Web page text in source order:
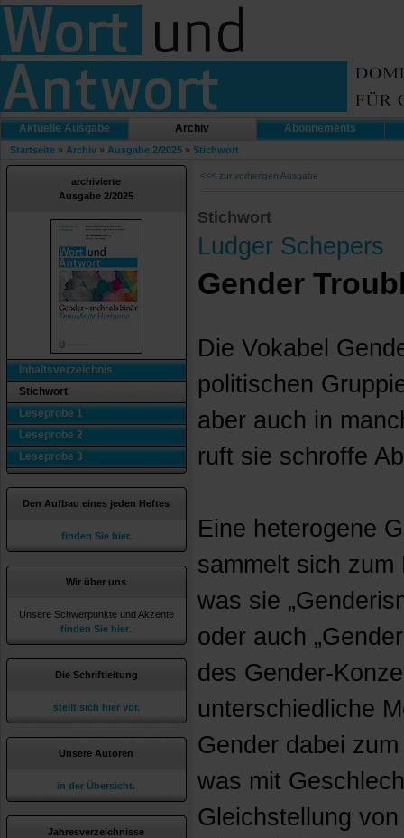
Aktuelle Ausgabe Archiv Abonnements
Startseite » Archiv » Ausgabe 2/2025 » Stichwort
archivierte
Ausgabe 2/2025
Inhaltsverzeichnis
Stichwort
Leseprobe 1
Leseprobe 2
Leseprobe 3
Den Aufbau eines jeden Heftes
finden Sie hier.
Wir über uns
Unsere Schwerpunkte und Akzente
finden Sie hier
Die Schriftleitung
stellt sich hier vor.
Unsere Autoren
in der Übersicht.
Jahresverzeichnisse
<<< zur vorherigen Ausgabe
Stichwort
Ludger Schepers
Gender
Die Vokabel
politischen
aber auch in
ruft sie schroffe
Eine heterogene
sammelt sich
was sie
oder auch
des Gender-
unterschiedliche
Gender dabei
was mit
Gleichstellung